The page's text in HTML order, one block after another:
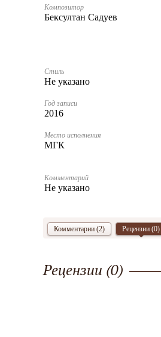
Композитор
Бексултан Садуев
Стиль
Не указано
Год записи
2016
Место исполнения
МГК
Комментарий
Не указано
Комментарии (2) Рецензии (0)
Рецензии (0)